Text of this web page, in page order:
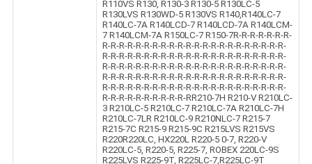
R110VS R130, R130-3 R130-5 R130LC-5
R130LVS R130WD-5 R130VS R140,R140LC-7
R140LC-7A R140LCD-7 R140LCD-7A R140LCM-
7 R140LCM-7A R150LC-7 R150-7R-R-R-R-R-R-R-
R-R-R-R-R-R-R-R-R-R-R-R-R-R-R-R-R-R-R-R-R-R-
R-R-R-R-R-R-R-R-R-R-R-R-R-R-R-R-R-R-R-R-R-R-
R-R-R-R-R-R-R-R-R-R-R-R-R-R-R-R-R-R-R-R-R-R-
R-R-R-R-R-R-R-R-R-R-R-R-R-R-R-R-R-R-R-R-R-R-
R-R-R-R-R-R-R-R-R-R-R-R-R-R-R-R-R-R-R-R-R-R-
R-R-R-R-R-R-R-R-R-R-RR210-7H R210-V R210LC-
3 R210LC-5 R210LC-7 R210LC-7A R210LC-7H
R210LC-7LR R210LC-9 R210NLC-7 R215-7
R215-7C R215-9 R215-9C R215LVS R215VS
R220R220LC, HX220L R220-5 0-7, R220-V
R220LC-5, R220-5, R225-7, ROBEX 220LC-9S
R225LVS R225-9T, R225LC-7,R225LC-9T